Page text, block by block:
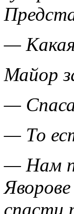
— Какая
Майор
—
— То
— Нам
спасти